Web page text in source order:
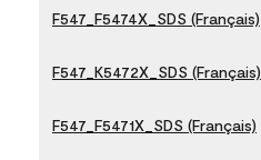
F547_F5474X_SDS (Français)
F547_K5472X_SDS (Français)
F547_F5471X_SDS (Français)